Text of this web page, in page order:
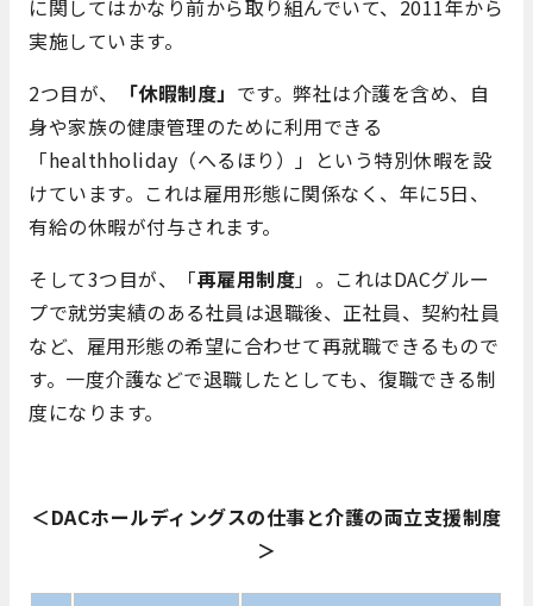
に関してはかなり前から取り組んでいて、2011年から
実施しています。
2つ目が、
「休暇制度」 です。弊社は介護を含め、自
身や家族の健康管理のために利用できる
「healthholiday（へるほり）」という特別休暇を設
けています。これは雇用形態に関係なく、年に5日、
有給の休暇が付与されます。
そして3つ目が、「再雇用制度」。これはDACグルー
プで就労実績のある社員は退職後、正社員、契約社員
など、雇用形態の希望に合わせて再就職できるもので
す。一度介護などで退職したとしても、復職できる制
度になります。
＜DACホールディングスの仕事と介護の両立支援制度
＞